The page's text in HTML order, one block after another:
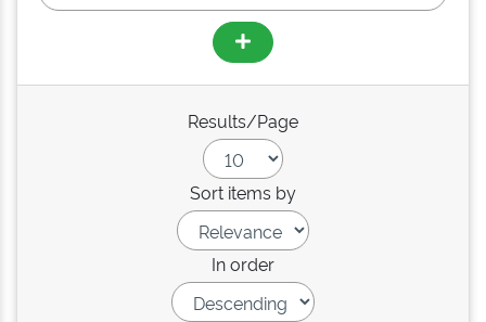
Results/Page
Sort items by
In order